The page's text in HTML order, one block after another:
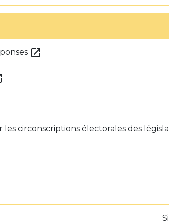
open_in_new
les circonscriptions électorales des